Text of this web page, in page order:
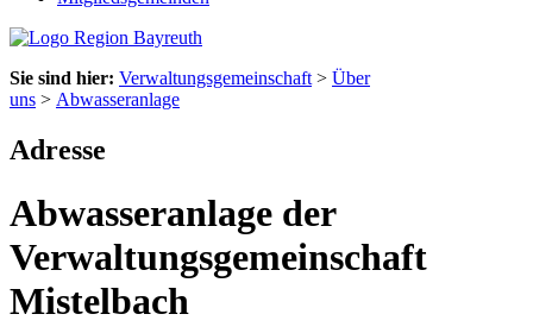
Sie sind hier: Verwaltungsgemeinschaft > Über
uns > Abwasseranlage
Adresse
Abwasseranlage der
Verwaltungsgemeinschaft
Mistelbach